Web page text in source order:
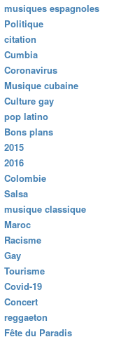
musiques espagnoles
Politique
citation
Cumbia
Coronavirus
Musique cubaine
Culture gay
pop latino
Bons plans
2015
2016
Colombie
Salsa
musique classique
Maroc
Racisme
Gay
Tourisme
Covid-19
Concert
reggaeton
Fête du Paradis